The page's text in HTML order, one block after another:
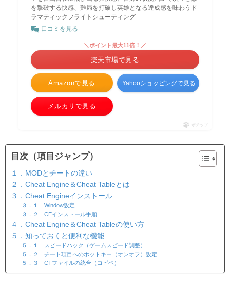
を撃破する快感、難局を打破し英雄となる達成感を味わうド
ラマティックフライトシューティング
口コミを見る
Amazonで見る
＼ポイント最大11倍！／
楽天市場で見る
Yahooショッピングで見る
メルカリで見る
ポチップ
目次（項目ジャンプ）
１．MODとチートの違い
２．Cheat Engine＆Cheat Tableとは
３．Cheat Engineインストール
３．１ Window設定
３．２ CEインストール手順
４．Cheat Engine＆Cheat Tableの使い方
５．知っておくと便利な機能
５．１ スピードハック（ゲームスピード調整）
５．２ チート項目へのホットキー（オンオフ）設定
５．３ CTファイルの統合（コピペ）